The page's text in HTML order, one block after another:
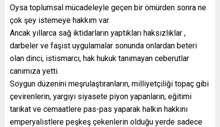
Oysa toplumsal mücadeleyle geçen bir ömürden sonra ne
çok şey istemeye hakkım var.
Ancak yıllarca sağ iktidarların yaptıkları haksızlıklar ,
darbeler ve faşist uygulamalar sonunda onlardan beteri
olan dinci, istismarcı, hak hukuk tanımayan ceberutlar
canımıza yetti.
Soygun düzenini meşrulaştıranların, milliyetçiliği topaç gibi
çevirenlerin, yargıyı siyasete piyon yapanların, eğitimi
tarikat ve cemaatlere pas-pas yaparak halkın hakkını
emperyalistlere peşkeş çekenlerin olduğu yerde sadece